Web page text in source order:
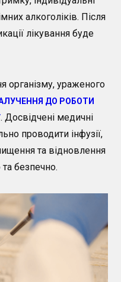
алкоголіків. Після
лікування буде
організму, ураженого
ДО РОБОТИ
. Досвідчені медичні
проводити інфузії,
та відновлення
безпечно.